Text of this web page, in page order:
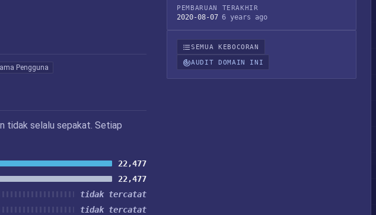
Pengguna
tidak selalu sepakat. Setiap
22,477
22,477
tidak tercatat
tidak tercatat
PEMBARUAN TERAKHIR
2020-08-07 6 years ago
SEMUA KEBOCORAN
AUDIT DOMAIN INI